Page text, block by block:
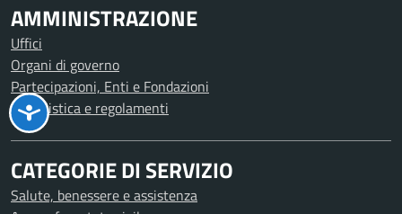
AMMINISTRAZIONE
Uffici
Organi di governo
Partecipazioni, Enti e Fondazioni
Modulistica e regolamenti
CATEGORIE DI SERVIZIO
Salute, benessere e assistenza